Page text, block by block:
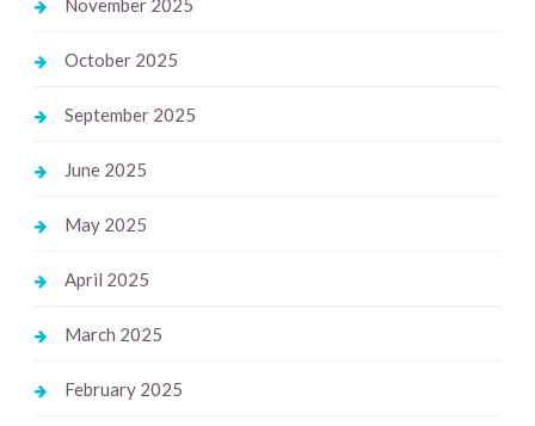
November 2025
October 2025
September 2025
June 2025
May 2025
April 2025
March 2025
February 2025